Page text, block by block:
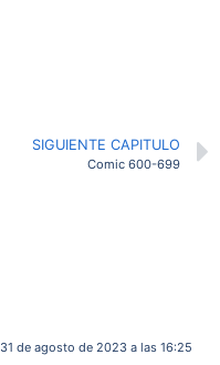
SIGUIENTE CAPITULO
Comic 600-699
31 de agosto de 2023 a las 16:25